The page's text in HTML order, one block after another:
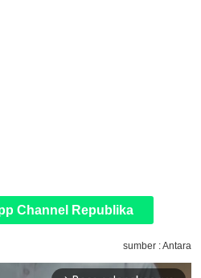
Channel Republika
sumber : Antara